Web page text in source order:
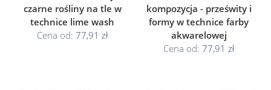
czarne rośliny na tle w
technice lime wash
Cena od: 77,91 zł
kompozycja - prześwity i
formy w technice farby
akwarelowej
Cena od: 77,91 zł